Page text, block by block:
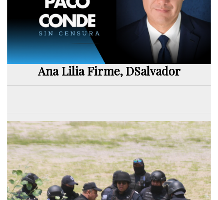
Ana Lilia Firme, DSalvador